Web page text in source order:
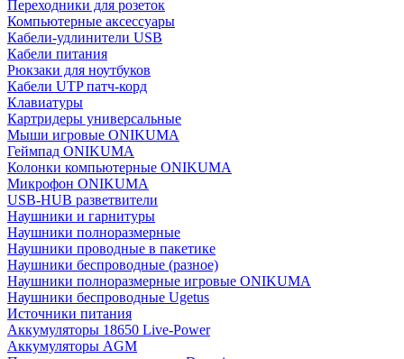
Переходники для розеток
Компьютерные аксессуары
Кабели-удлинители USB
Кабели питания
Рюкзаки для ноутбуков
Кабели UTP патч-корд
Клавиатуры
Картридеры универсальные
Мыши игровые ONIKUMA
Геймпад ONIKUMA
Колонки компьютерные ONIKUMA
Микрофон ONIKUMA
USB-HUB разветвители
Наушники и гарнитуры
Наушники полноразмерные
Наушники проводные в пакетике
Наушники беспроводные (разное)
Наушники полноразмерные игровые ONIKUMA
Наушники беспроводные Ugetus
Источники питания
Аккумуляторы 18650 Live-Power
Аккумуляторы АGM